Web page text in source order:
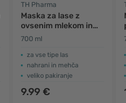
TH Pharma
Maska za lase z
ovsenim mlekom in
medom
700 ml
za vse tipe las
nahrani in mehča
veliko pakiranje
9.99 €